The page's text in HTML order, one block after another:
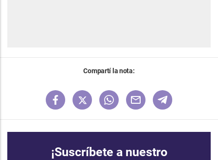
Compartí la nota:
¡Suscríbete a nuestro